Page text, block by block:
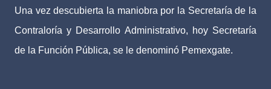
Una vez descubierta la maniobra por la Secretaría de la
Contraloría y Desarrollo Administrativo, hoy Secretaría
de la Función Pública, se le denominó Pemexgate.